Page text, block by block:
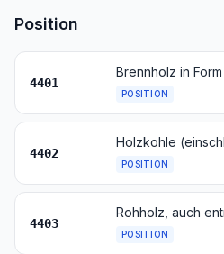
Position
4401
POSITION
4402
POSITION
4403
POSITION